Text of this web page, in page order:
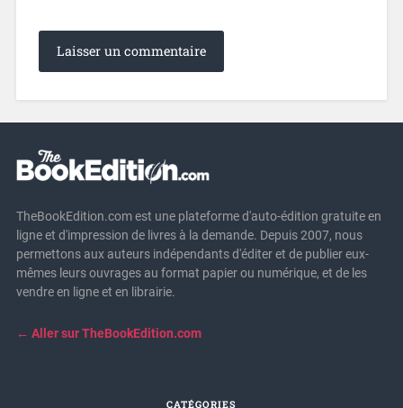
TheBookEdition.com est une plateforme d'auto-édition gratuite en
ligne et d'impression de livres à la demande. Depuis 2007, nous
permettons aux auteurs indépendants d'éditer et de publier eux-
mêmes leurs ouvrages au format papier ou numérique, et de les
vendre en ligne et en librairie.
← Aller sur TheBookEdition.com
CATÉGORIES